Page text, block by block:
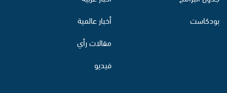
بودكاست
أخبار عالمية
مقالات رأي
فيديو